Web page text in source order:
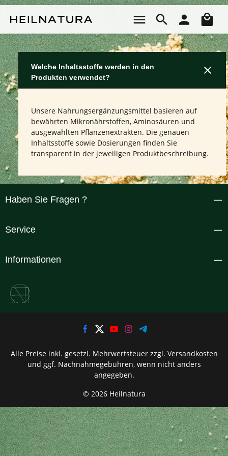
Welche Inhaltsstoffe werden in den
Produkten verwendet?
Unsere Nahrungsergänzungsmittel basieren auf
bewährten Mikronährstoffen, Aminosäuren und
ausgewählten Pflanzenextrakten. Die genauen
Inhaltsstoffe sowie Dosierungen finden Sie
transparent in der jeweiligen Produktbeschreibung.
Haben Sie Fragen ?
Service
Informationen
© 2026 Heilnatura
Alle Preise inkl. gesetzl. Mehrwertsteuer zzgl. Versandkosten
und ggf. Nachnahmegebühren, wenn nicht anders
angegeben.